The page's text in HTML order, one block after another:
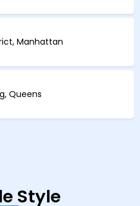
Manhattan
Queens
Style